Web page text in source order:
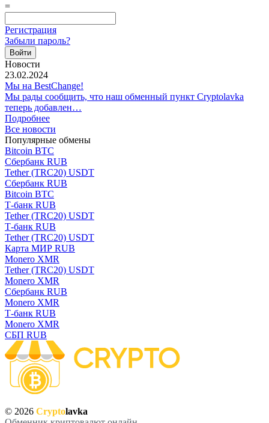
=
Регистрация
Забыли пароль?
Новости
23.02.2024
Мы на BestChange!
Мы рады сообщить, что наш обменный пункт Cryptolavka
теперь добавлен…
Подробнее
Все новости
Популярные обмены
Bitcoin BTC
Сбербанк RUB
Tether (TRC20) USDT
Сбербанк RUB
Bitcoin BTC
Т-банк RUB
Tether (TRC20) USDT
Т-банк RUB
Tether (TRC20) USDT
Карта МИР RUB
Monero XMR
Tether (TRC20) USDT
Monero XMR
Сбербанк RUB
Monero XMR
Т-банк RUB
Monero XMR
СБП RUB
© 2026 Cryptolavka